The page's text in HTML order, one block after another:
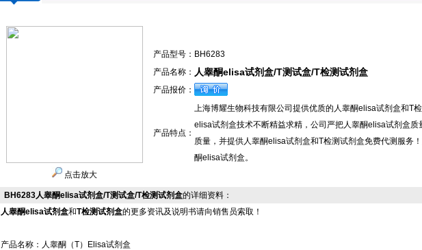
点击放大
产品型号： BH6283
产品名称： 人睾酮elisa试剂盒/T测试盒/T检测试剂盒
产品报价：
产品特点：
上海博耀生物科技有限公司提供优质的人睾酮elisa试剂盒和T检
elisa试剂盒技术不断精益求精，公司严把人睾酮elisa试剂盒质
质量，并提供人睾酮elisa试剂盒和T检测试剂盒免费代测服务
酮elisa试剂盒。
BH6283人睾酮elisa试剂盒/T测试盒/T检测试剂盒的详细资料：
人睾酮elisa试剂盒和T检测试剂盒的更多资讯及说明书请向销售员索取！
产品名称：人睾酮（T）Elisa试剂盒